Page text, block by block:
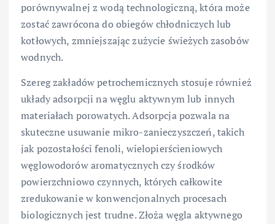
porównywalnej z wodą technologiczną, która może
zostać zawrócona do obiegów chłodniczych lub
kotłowych, zmniejszając zużycie świeżych zasobów
wodnych.
Szereg zakładów petrochemicznych stosuje również
układy adsorpcji na węglu aktywnym lub innych
materiałach porowatych. Adsorpcja pozwala na
skuteczne usuwanie mikro-zanieczyszczeń, takich
jak pozostałości fenoli, wielopierścieniowych
węglowodorów aromatycznych czy środków
powierzchniowo czynnych, których całkowite
zredukowanie w konwencjonalnych procesach
biologicznych jest trudne. Złoża węgla aktywnego